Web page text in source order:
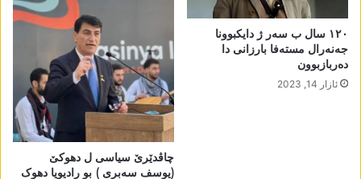
١٢٠ سال ب سەر ژ دایکبوونا
جەنەرال مستەفا بارزانی دا
دەربازبوون
ئازار 14, 2023
چاڤدێرێ سیاسی ل دھوکێ
(یوسف سەبری ) بو رادیویا دھوک